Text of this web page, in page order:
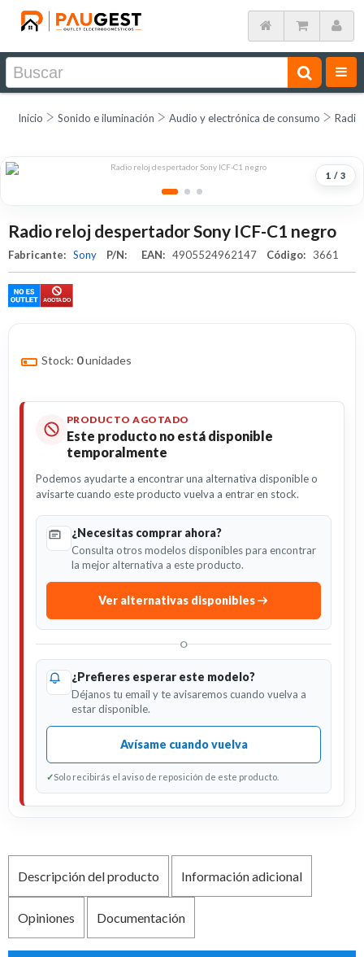
Inicio Sonido e iluminación Audio y electrónica de consumo Radio
1 / 3
Radio reloj despertador Sony ICF-C1 negro
Fabricante: Sony P/N: EAN: 4905524962147 Código: 3661
Stock: 0unidades
PRODUCTO AGOTADO
Este producto no está disponible
temporalmente
Podemos ayudarte a encontrar una alternativa disponible o
avisarte cuando este producto vuelva a entrar en stock.
¿Necesitas comprar ahora?
Consulta otros modelos disponibles para encontrar
la mejor alternativa a este producto.
Ver alternativas disponibles
O
¿Prefieres esperar este modelo?
Déjanos tu email y te avisaremos cuando vuelva a
estar disponible.
Avísame cuando vuelva
✓Solo recibirás el aviso de reposición de este producto.
Descripción del producto Información adicional
Opiniones Documentación